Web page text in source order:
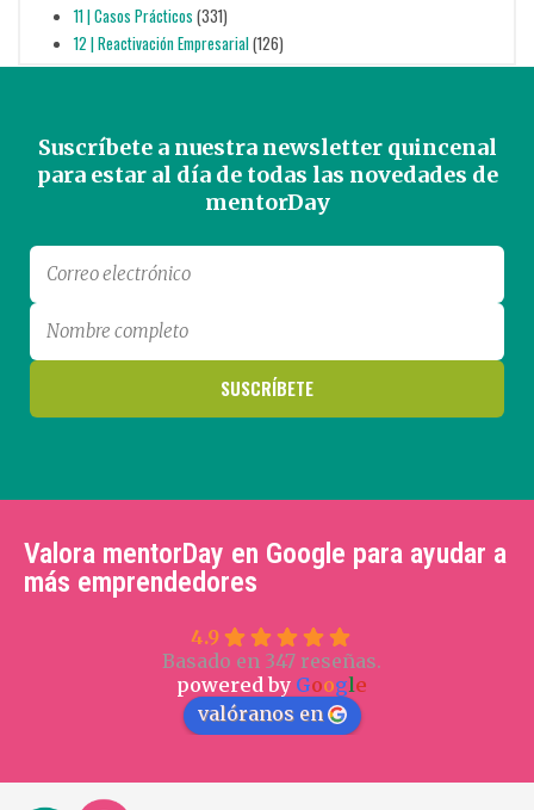
11 | Casos Prácticos (331)
12 | Reactivación Empresarial(126)
Suscríbete a nuestra newsletter quincenal
para estar al día de todas las novedades de
mentorDay
Valora mentorDay en Google para ayudar a
más emprendedores
4.9
Basado en 347 reseñas.
powered by Google
valóranos en